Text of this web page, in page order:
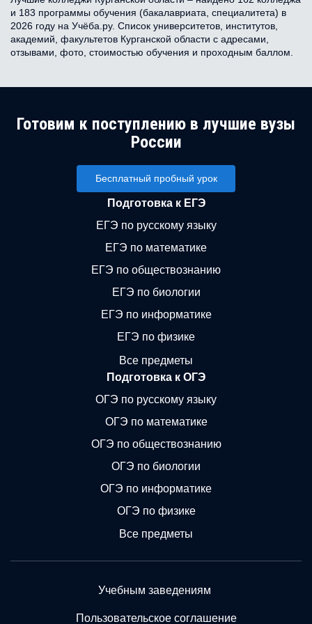
и 183 программы обучения (бакалавриата, специалитета) в
2026 году на Учёба.ру. Список университетов, институтов,
академий, факультетов Курганской области с адресами,
отзывами, фото, стоимостью обучения и проходным баллом.
Готовим к поступлению в лучшие вузы
России
Бесплатный пробный урок
Подготовка к ЕГЭ
ЕГЭ по русскому языку
ЕГЭ по математике
ЕГЭ по обществознанию
ЕГЭ по биологии
ЕГЭ по информатике
ЕГЭ по физике
Все предметы
Подготовка к ОГЭ
ОГЭ по русскому языку
ОГЭ по математике
ОГЭ по обществознанию
ОГЭ по биологии
ОГЭ по информатике
ОГЭ по физике
Все предметы
Учебным заведениям
Пользовательское соглашение